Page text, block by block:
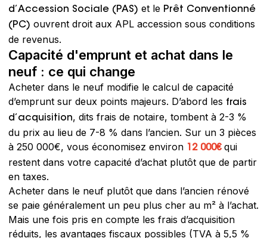
d’Accession Sociale (PAS) et le Prêt Conventionné
(PC) ouvrent droit aux APL accession sous conditions
de revenus.
Capacité d'emprunt et achat dans le
neuf : ce qui change
Acheter dans le neuf modifie le calcul de capacité
d’emprunt sur deux points majeurs. D’abord les frais
d’acquisition, dits frais de notaire, tombent à 2-3 %
du prix au lieu de 7-8 % dans l’ancien. Sur un 3 pièces
à 250 000€, vous économisez environ
12 000€qui
restent dans votre capacité d’achat plutôt que de partir
en taxes.
Acheter dans le neuf plutôt que dans l’ancien rénové
se paie généralement un peu plus cher au m² à l’achat.
Mais une fois pris en compte les frais d’acquisition
réduits, les avantages fiscaux possibles (TVA à 5,5 %